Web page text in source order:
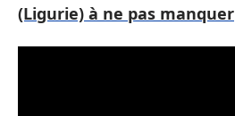
(Ligurie) à ne pas manquer